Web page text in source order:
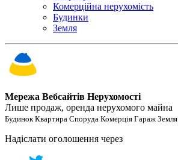
Комерційна нерухомість
Будинки
Земля
Мережа Вебсайтів Нерухомості
Лише продаж, оренда нерухомого майна
Будинок Квартира Споруда Комерція Гараж Земля
Надіслати оголошення через